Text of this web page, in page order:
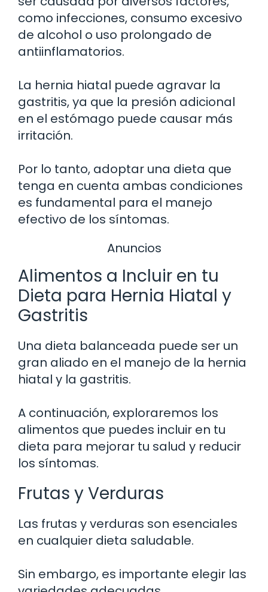
como infecciones, consumo excesivo
de alcohol o uso prolongado de
antiinflamatorios.
La hernia hiatal puede agravar la
gastritis, ya que la presión adicional
en el estómago puede causar más
irritación.
Por lo tanto, adoptar una dieta que
tenga en cuenta ambas condiciones
es fundamental para el manejo
efectivo de los síntomas.
Anuncios
Alimentos a Incluir en tu
Dieta para Hernia Hiatal y
Gastritis
Una dieta balanceada puede ser un
gran aliado en el manejo de la hernia
hiatal y la gastritis.
A continuación, exploraremos los
alimentos que puedes incluir en tu
dieta para mejorar tu salud y reducir
los síntomas.
Frutas y Verduras
Las frutas y verduras son esenciales
en cualquier dieta saludable.
Sin embargo, es importante elegir las